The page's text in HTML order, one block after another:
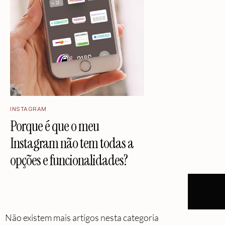
INSTAGRAM
Porque é que o meu
Instagram não tem todas a
opções e funcionalidades?
Não existem mais artigos nesta categoria